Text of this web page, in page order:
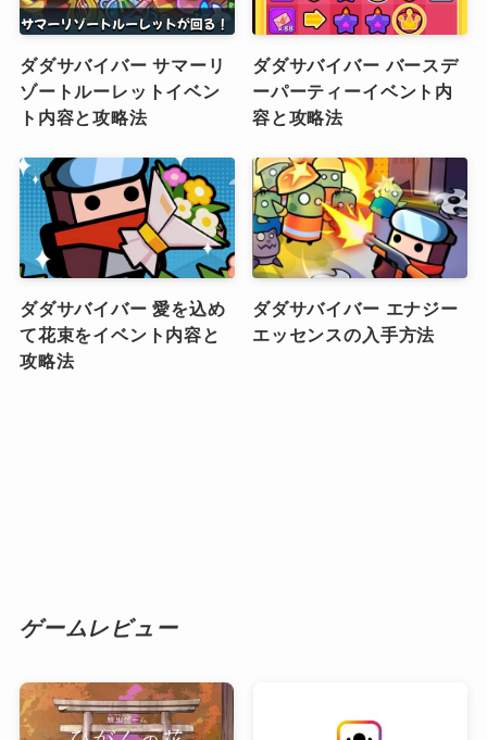
ダダサバイバー サマーリ
ゾートルーレットイベン
ト内容と攻略法
ダダサバイバー バースデ
ーパーティーイベント内
容と攻略法
ダダサバイバー 愛を込め
て花束をイベント内容と
攻略法
ダダサバイバー エナジー
エッセンスの入手方法
ゲームレビュー